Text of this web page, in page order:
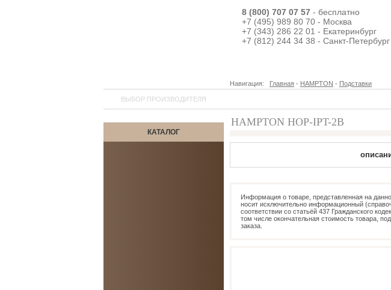
8 (800) 707 07 57 - бесплатно
+7 (495) 989 80 70 - Москва
+7 (343) 286 22 01 - Екатеринбург
+7 (812) 244 34 38 - Санкт-Петербург
Навигация: Главная - HAMPTON - Подставки
ВЫБОР ПРОИЗВОДИТЕЛЯ
КАТАЛОГ
HAMPTON HOP-IPT-2B
Информация о товаре, представленная на
носит исключительно информационный
соответствии со статьёй 437 Гражданского
том числе окончательная стоимость товара,
заказа.